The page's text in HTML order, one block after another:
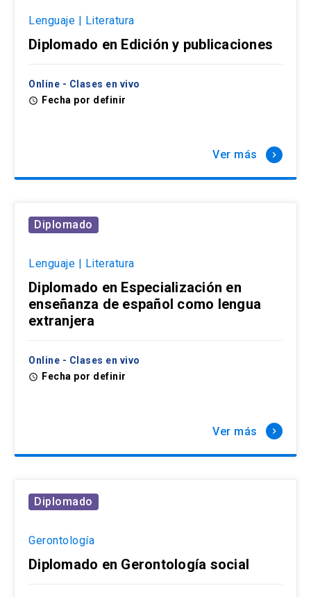
Lenguaje | Literatura
Diplomado en Edición y publicaciones
Online - Clases en vivo
access_time Fecha por definir
Ver más keyboard_arrow_right
Diplomado
Lenguaje | Literatura
Diplomado en Especialización en
enseñanza de español como lengua
extranjera
Online - Clases en vivo
access_time Fecha por definir
Ver más keyboard_arrow_right
Diplomado
Gerontología
Diplomado en Gerontología social